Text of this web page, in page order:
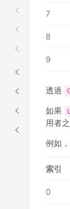
7
8
9
透過
如果
用者
例如
索引
0